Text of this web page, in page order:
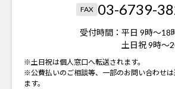
FAX 03-6739-
受付時間： 平日 9時～18
土日祝 9時～
※土日祝は個人窓口へ転送されます。
※公費払いのご相談等、一部のお問い合わせ
ます。